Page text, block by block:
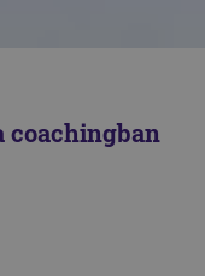
coachingban